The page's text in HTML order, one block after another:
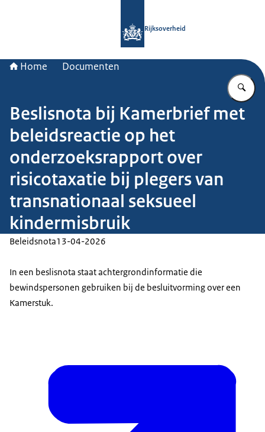
Rijksoverheid
Home Documenten
Beslisnota bij Kamerbrief met
beleidsreactie op het
onderzoeksrapport over
risicotaxatie bij plegers van
transnationaal seksueel
kindermisbruik
Beleidsnota13-04-2026
In een beslisnota staat achtergrondinformatie die
bewindspersonen gebruiken bij de besluitvorming over een
Kamerstuk.